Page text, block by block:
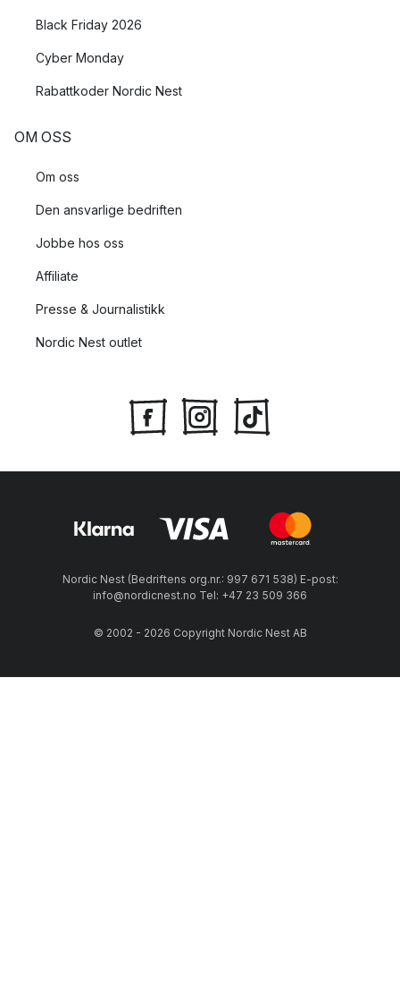
Black Friday 2026
Cyber Monday
Rabattkoder Nordic Nest
OM OSS
Om oss
Den ansvarlige bedriften
Jobbe hos oss
Affiliate
Presse & Journalistikk
Nordic Nest outlet
Nordic Nest (Bedriftens org.nr.: 997 671 538) E-post:
info@nordicnest.no Tel: +47 23 509 366
© 2002 - 2026 Copyright Nordic Nest AB